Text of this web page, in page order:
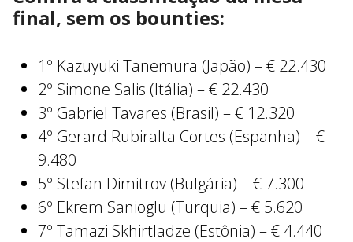
final, sem os bounties:
1º Kazuyuki Tanemura (Japão) – € 22.430
2º Simone Salis (Itália) – € 22.430
3º Gabriel Tavares (Brasil) – € 12.320
4º Gerard Rubiralta Cortes (Espanha) – €
9.480
5º Stefan Dimitrov (Bulgária) – € 7.300
6º Ekrem Sanioglu (Turquia) – € 5.620
7º Tamazi Skhirtladze (Estônia) – € 4.440